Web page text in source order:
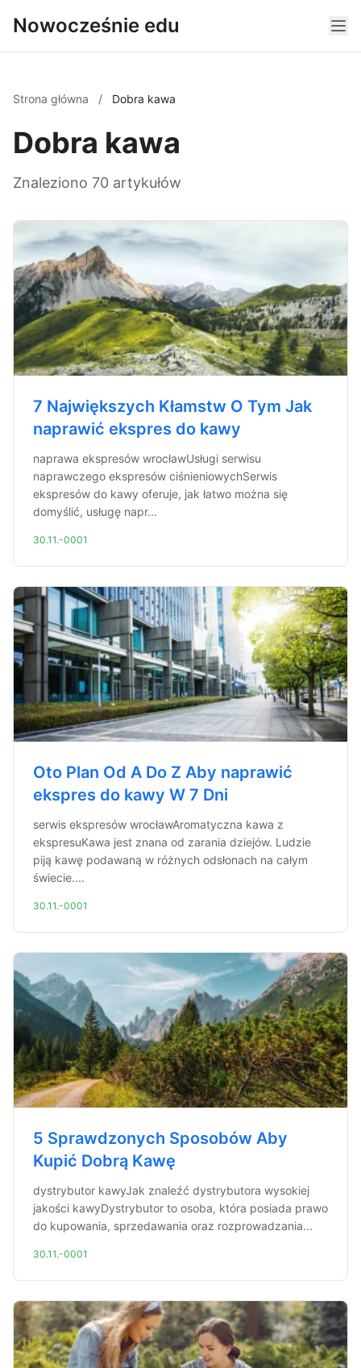
Nowocześnie edu
Strona główna / Dobra kawa
Dobra kawa
Znaleziono 70 artykułów
7 Największych Kłamstw O Tym Jak
naprawić ekspres do kawy
naprawa ekspresów wrocławUsługi serwisu
naprawczego ekspresów ciśnieniowychSerwis
ekspresów do kawy oferuje, jak łatwo można się
domyślić, usługę napr...
30.11.-0001
Oto Plan Od A Do Z Aby naprawić
ekspres do kawy W 7 Dni
serwis ekspresów wrocławAromatyczna kawa z
ekspresuKawa jest znana od zarania dziejów. Ludzie
piją kawę podawaną w różnych odsłonach na całym
świecie....
30.11.-0001
5 Sprawdzonych Sposobów Aby
Kupić Dobrą Kawę
dystrybutor kawyJak znaleźć dystrybutora wysokiej
jakości kawyDystrybutor to osoba, która posiada prawo
do kupowania, sprzedawania oraz rozprowadzania...
30.11.-0001